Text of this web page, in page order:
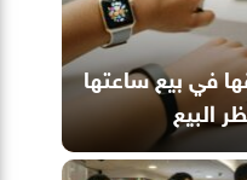
في بيع ساعتها
البيع